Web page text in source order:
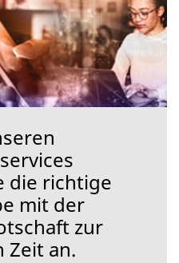
die richtige
mit der
zur
Zeit an.